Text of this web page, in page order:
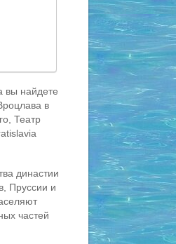
вы найдете
в
Театр
династии
Пруссии и
частей